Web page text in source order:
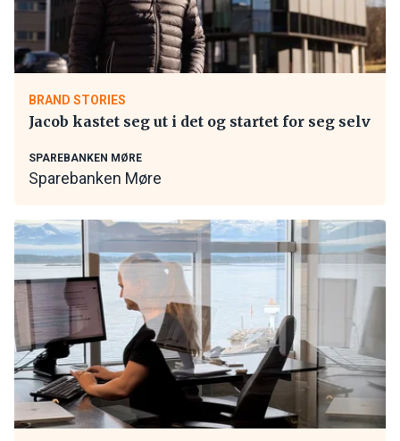
BRAND STORIES
Jacob kastet seg ut i det og startet for seg selv
SPAREBANKEN MØRE
Sparebanken Møre